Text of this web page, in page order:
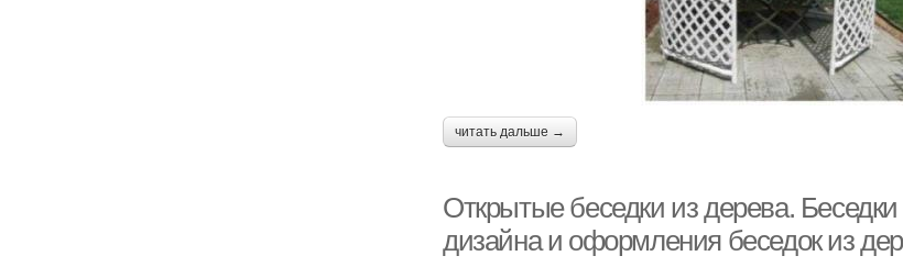
читать дальше →
Открытые беседки из дерева.
дизайна и оформления беседок из